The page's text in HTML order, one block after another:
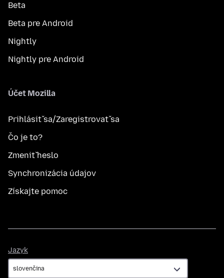
Beta
Beta pre Android
Nightly
Nightly pre Android
Účet Mozilla
Prihlásiť sa/Zaregistrovať sa
Čo je to?
Zmeniť heslo
Synchronizácia údajov
Získajte pomoc
Jazyk